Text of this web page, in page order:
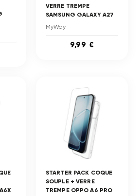
VERRE TREMPE
SAMSUNG GALAXY A27
MyWay
9,99 €
STARTER PACK COQUE
SOUPLE + VERRE
TREMPE OPPO A6 PRO